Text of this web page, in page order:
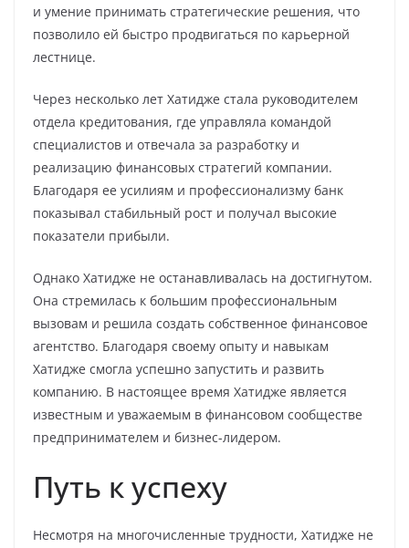
и умение принимать стратегические решения, что
позволило ей быстро продвигаться по карьерной
лестнице.
Через несколько лет Хатидже стала руководителем
отдела кредитования, где управляла командой
специалистов и отвечала за разработку и
реализацию финансовых стратегий компании.
Благодаря ее усилиям и профессионализму банк
показывал стабильный рост и получал высокие
показатели прибыли.
Однако Хатидже не останавливалась на достигнутом.
Она стремилась к большим профессиональным
вызовам и решила создать собственное финансовое
агентство. Благодаря своему опыту и навыкам
Хатидже смогла успешно запустить и развить
компанию. В настоящее время Хатидже является
известным и уважаемым в финансовом сообществе
предпринимателем и бизнес-лидером.
Путь к успеху
Несмотря на многочисленные трудности, Хатидже не